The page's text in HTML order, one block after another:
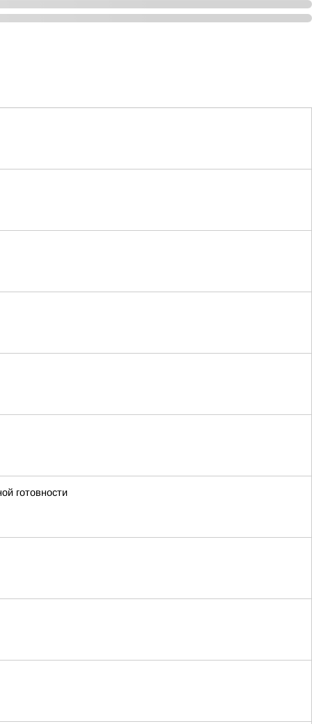
готовности